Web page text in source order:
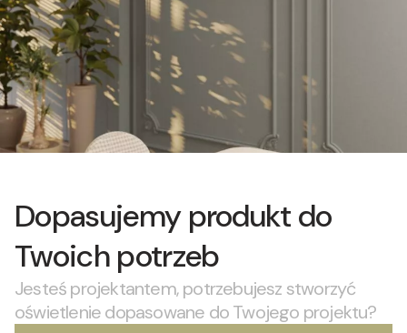
Dopasujemy produkt do
Twoich potrzeb
Jesteś projektantem, potrzebujesz stworzyć
oświetlenie dopasowane do Twojego projektu?